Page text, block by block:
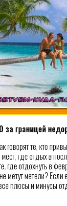
за границей
говорят те, кто
где отдых в
где отдохнуть в
метут метели?
плюсы и минусы